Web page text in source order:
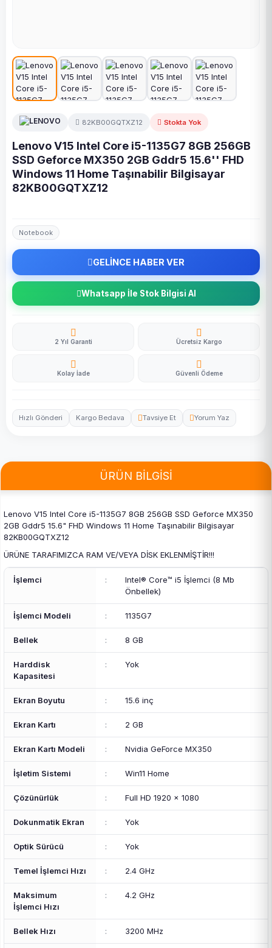
82KB00GQTXZ12 Stokta Yok
Lenovo V15 Intel Core i5-1135G7 8GB 256GB
SSD Geforce MX350 2GB Gddr5 15.6'' FHD
Windows 11 Home Taşınabilir Bilgisayar
82KB00GQTXZ12
Notebook
GELİNCE HABER VER
Whatsapp İle Stok Bilgisi Al
2 Yıl Garanti Ücretsiz Kargo
Kolay İade Güvenli Ödeme
Hızlı Gönderi Kargo Bedava Tavsiye Et Yorum Yaz
ÜRÜN BİLGİSİ
Lenovo V15 Intel Core i5-1135G7 8GB 256GB SSD Geforce MX350
2GB Gddr5 15.6" FHD Windows 11 Home Taşınabilir Bilgisayar
82KB00GQTXZ12
ÜRÜNE TARAFIMIZCA RAM VE/VEYA DİSK EKLENMİŞTİR!!!
İşlemci :
Intel® Core™ i5 İşlemci (8 Mb
Önbellek)
İşlemci Modeli : 1135G7
Bellek : 8 GB
Harddisk
Kapasitesi
: Yok
Ekran Boyutu : 15.6 inç
Ekran Kartı : 2 GB
Ekran Kartı Modeli : Nvidia GeForce MX350
İşletim Sistemi : Win11 Home
Çözünürlük : Full HD 1920 x 1080
Dokunmatik Ekran : Yok
Optik Sürücü : Yok
Temel İşlemci Hızı : 2.4 GHz
Maksimum
İşlemci Hızı
: 4.2 GHz
Bellek Hızı : 3200 MHz